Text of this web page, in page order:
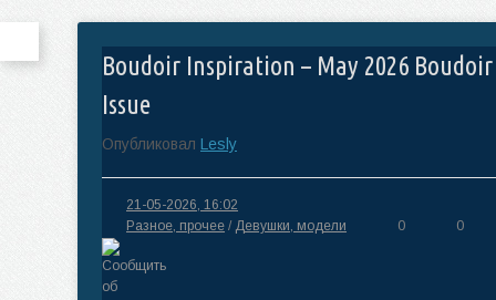
Boudoir Inspiration – May 2026 Boudoir
Issue
Опубликовал Lesly
21-05-2026, 16:02
Разное, прочее / Девушки, модели 0 0